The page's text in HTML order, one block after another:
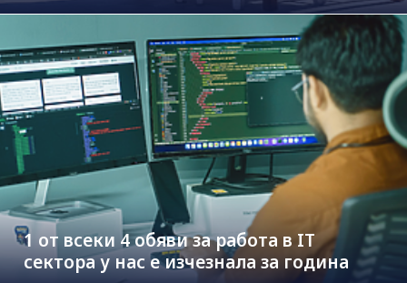
1 от всеки 4 обяви за работа в IT
сектора у нас е изчезнала за година